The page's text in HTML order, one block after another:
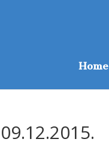
Home
09.12.2015.